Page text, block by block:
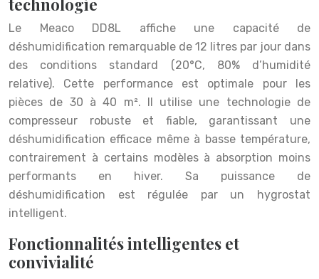
technologie
Le Meaco DD8L affiche une capacité de
déshumidification remarquable de 12 litres par jour dans
des conditions standard (20°C, 80% d’humidité
relative). Cette performance est optimale pour les
pièces de 30 à 40 m². Il utilise une technologie de
compresseur robuste et fiable, garantissant une
déshumidification efficace même à basse température,
contrairement à certains modèles à absorption moins
performants en hiver. Sa puissance de
déshumidification est régulée par un hygrostat
intelligent.
Fonctionnalités intelligentes et
convivialité